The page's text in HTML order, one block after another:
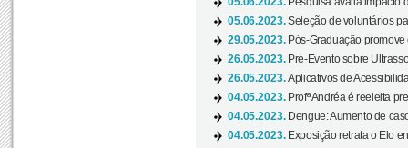
05.06.2023.Seleção de voluntários
29.05.2023. Pós-Graduação
26.05.2023. Pré-Evento sobre
26.05.2023.Aplicativos de
04.05.2023. Profª Andréa é reeleita
04.05.2023. Dengue: Aumento de
04.05.2023. Exposição retrata o Elo